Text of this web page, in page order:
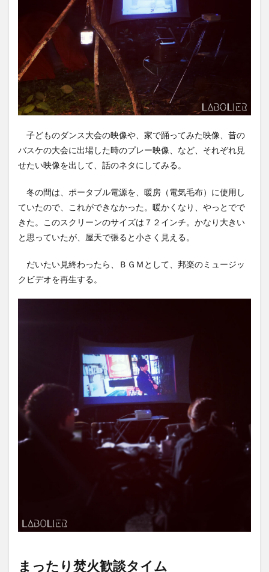
子どものダンス大会の映像や、家で踊ってみた映像、昔の
バスケの大会に出場した時のプレー映像、など、それぞれ見
せたい映像を出して、話のネタにしてみる。
冬の間は、ポータブル電源を、暖房（電気毛布）に使用し
ていたので、これができなかった。暖かくなり、やっとでで
きた。このスクリーンのサイズは７２インチ。かなり大きい
と思っていたが、屋天で張ると小さく見える。
だいたい見終わったら、ＢＧＭとして、邦楽のミュージッ
クビデオを再生する。
まったり焚火歓談タイム